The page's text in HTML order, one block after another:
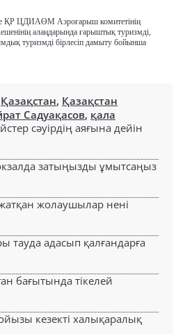
ҚР ЦДИАӨМ Аэроғарыш комитетінің
алаңдарында ғарыштық туризмді,
туризмді бірлесіп дамыту бойынша
Қазақстан, Қазақстан
Садуақасов, қала
сәуірдің аяғына дейін
затыңызды ұмытсаңыз
жолаушылар нені
тауда адасып қалғандарға
бағытында тікелей
кезекті халықаралық